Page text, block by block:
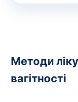
Методи
вагітності